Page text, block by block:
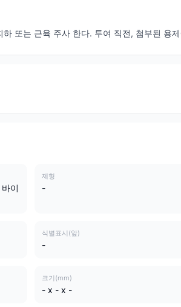
또는 근육 주사 한다. 투여 직전, 첨부된 용
이
제형
-
식별표시(앞)
-
크기(mm)
- x - x -